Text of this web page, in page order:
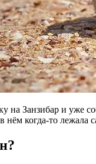
на Занзибар и уже
когда-то лежала